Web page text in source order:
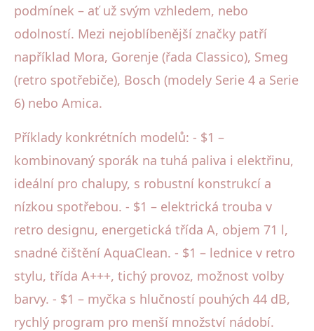
podmínek – ať už svým vzhledem, nebo
odolností. Mezi nejoblíbenější značky patří
například Mora, Gorenje (řada Classico), Smeg
(retro spotřebiče), Bosch (modely Serie 4 a Serie
6) nebo Amica.
Příklady konkrétních modelů: - $1 –
kombinovaný sporák na tuhá paliva i elektřinu,
ideální pro chalupy, s robustní konstrukcí a
nízkou spotřebou. - $1 – elektrická trouba v
retro designu, energetická třída A, objem 71 l,
snadné čištění AquaClean. - $1 – lednice v retro
stylu, třída A+++, tichý provoz, možnost volby
barvy. - $1 – myčka s hlučností pouhých 44 dB,
rychlý program pro menší množství nádobí.